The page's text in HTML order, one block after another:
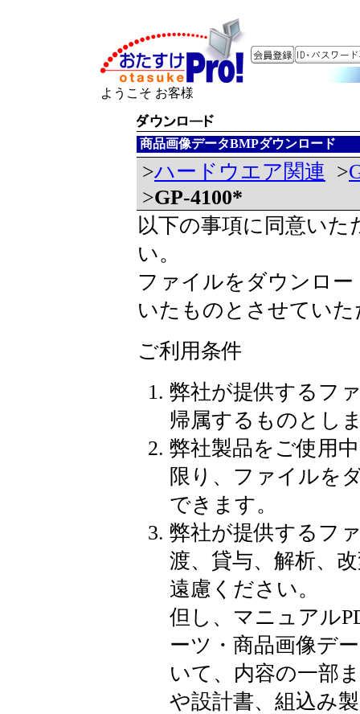
ようこそ お客様
商品画像データBMPダウンロード
>ハードウエア関連 >
>GP-4100*
以下の事項に同意い
い。
ファイルをダウンロ
いたものとさせてい
ご利用条件
弊社が提供するフ
帰属するものとし
弊社製品をご使用
限り、ファイルを
できます。
弊社が提供するフ
渡、貸与、解析、
遠慮ください。
但し、マニュアル
ーツ・商品画像デ
いて、内容の一部
や設計書、組込み